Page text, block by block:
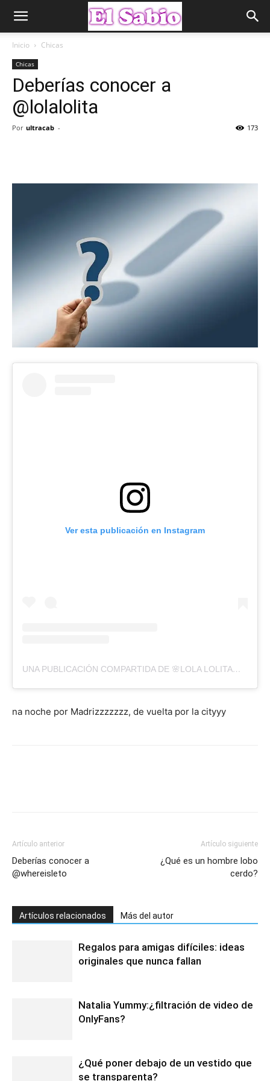
Inicio Chicas
Chicas
Deberías conocer a
@lolalolita
Por ultracab - 173
Ver esta publicación en Instagram
UNA PUBLICACIÓN COMPARTIDA DE 🌸LOLA LOLITA🌸 (@LOLALOLITA)
na noche por Madrizzzzzzz, de vuelta por la cityyy
Artículo anterior
Deberías conocer a
@whereisleto
Artículo siguiente
¿Qué es un hombre lobo
cerdo?
Artículos relacionados Más del autor
Regalos para amigas difíciles: ideas
originales que nunca fallan
Natalia Yummy:¿filtración de video de
OnlyFans?
¿Qué poner debajo de un vestido que
se transparenta?